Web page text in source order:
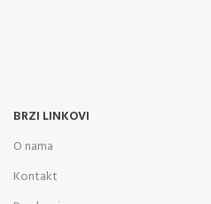
BRZI LINKOVI
O nama
Kontakt